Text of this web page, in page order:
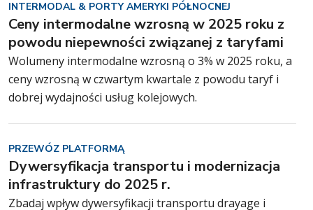
INTERMODAL & PORTY AMERYKI PÓŁNOCNEJ
Ceny intermodalne wzrosną w 2025 roku z
powodu niepewności związanej z taryfami
Wolumeny intermodalne wzrosną o 3% w 2025 roku, a
ceny wzrosną w czwartym kwartale z powodu taryf i
dobrej wydajności usług kolejowych.
PRZEWÓZ PLATFORMĄ
Dywersyfikacja transportu i modernizacja
infrastruktury do 2025 r.
Zbadaj wpływ dywersyfikacji transportu drayage i